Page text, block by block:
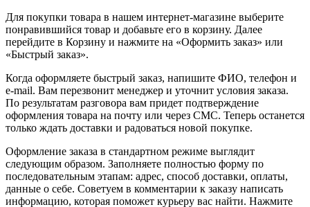
Для покупки товара в нашем интернет-магазине выберите
понравившийся товар и добавьте его в корзину. Далее
перейдите в Корзину и нажмите на «Оформить заказ» или
«Быстрый заказ».
Когда оформляете быстрый заказ, напишите ФИО, телефон и
e-mail. Вам перезвонит менеджер и уточнит условия заказа.
По результатам разговора вам придет подтверждение
оформления товара на почту или через СМС. Теперь останется
только ждать доставки и радоваться новой покупке.
Оформление заказа в стандартном режиме выглядит
следующим образом. Заполняете полностью форму по
последовательным этапам: адрес, способ доставки, оплаты,
данные о себе. Советуем в комментарии к заказу написать
информацию, которая поможет курьеру вас найти. Нажмите